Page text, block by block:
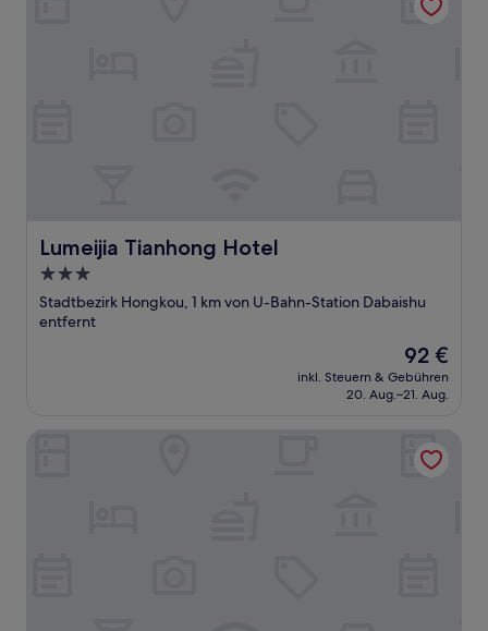
Lumeijia Tianhong Hotel
Lumeijia Tianhong Hotel
3.0-
Sterne-
Unterkunft
Stadtbezirk Hongkou, 1 km von U-Bahn-Station Dabaishu
entfernt
Der
Preis
beträgt
92 €
inkl. Steuern & Gebühren
20. Aug.–21. Aug.